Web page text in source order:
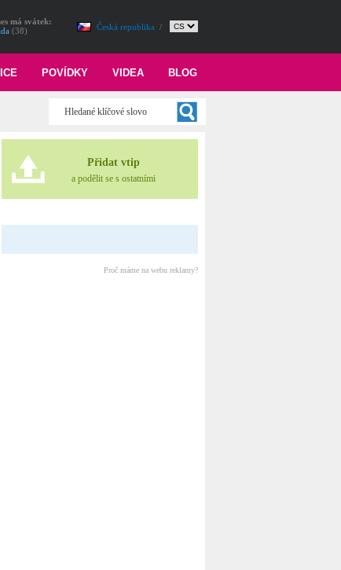
Česká republika /
má svátek:
(38)
BLOG
VIDEA
POVÍDKY
Přidat vtip
a podělit se s ostatními
Proč máme na webu reklamy?